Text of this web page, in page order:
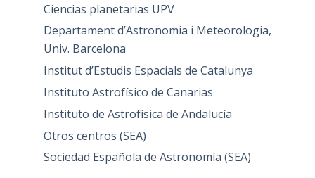
Ciencias planetarias UPV
Departament d’Astronomia i Meteorologia,
Univ. Barcelona
Institut d’Estudis Espacials de Catalunya
Instituto Astrofísico de Canarias
Instituto de Astrofísica de Andalucía
Otros centros (SEA)
Sociedad Española de Astronomía (SEA)